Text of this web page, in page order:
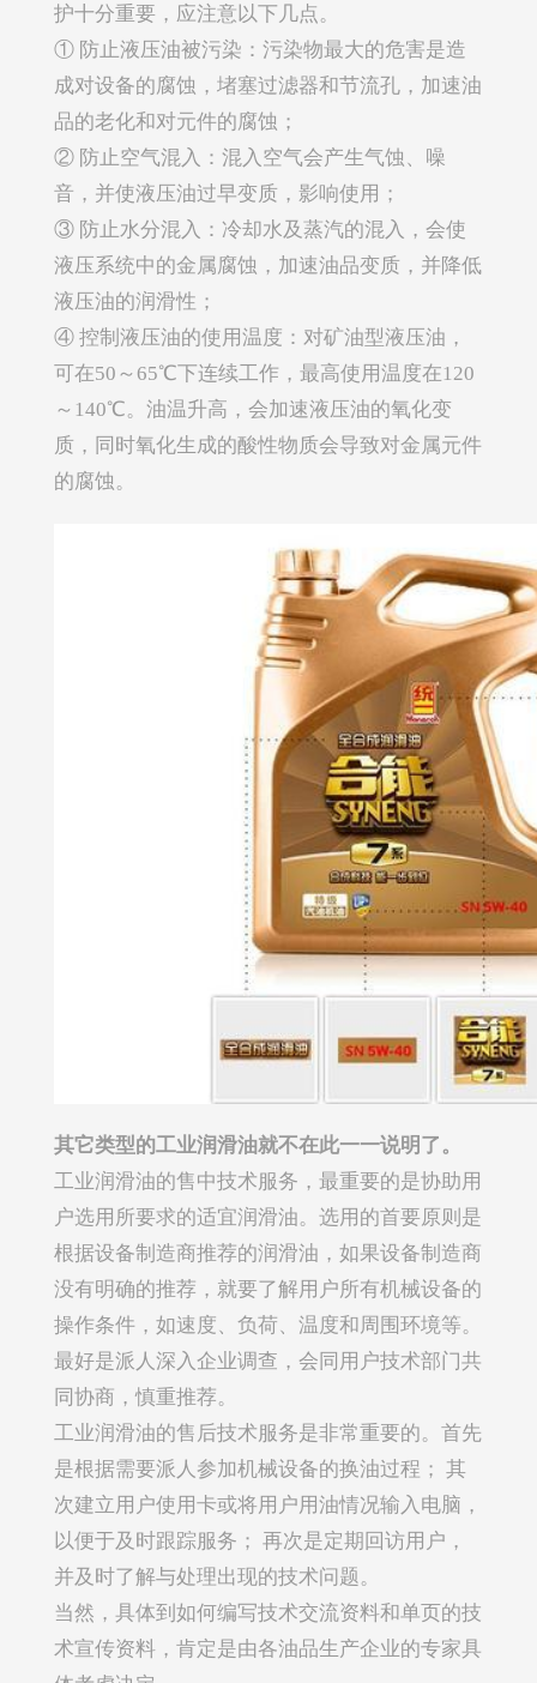
护十分重要，应注意以下几点。
① 防止液压油被污染：污染物最大的危害是造
成对设备的腐蚀，堵塞过滤器和节流孔，加速油
品的老化和对元件的腐蚀；
② 防止空气混入：混入空气会产生气蚀、噪
音，并使液压油过早变质，影响使用；
③ 防止水分混入：冷却水及蒸汽的混入，会使
液压系统中的金属腐蚀，加速油品变质，并降低
液压油的润滑性；
④ 控制液压油的使用温度：对矿油型液压油，
可在50～65℃下连续工作，最高使用温度在120
～140℃。油温升高，会加速液压油的氧化变
质，同时氧化生成的酸性物质会导致对金属元件
的腐蚀。
其它类型的工业润滑油就不在此一一说明了。
工业润滑油的售中技术服务，最重要的是协助用
户选用所要求的适宜润滑油。选用的首要原则是
根据设备制造商推荐的润滑油，如果设备制造商
没有明确的推荐，就要了解用户所有机械设备的
操作条件，如速度、负荷、温度和周围环境等。
最好是派人深入企业调查，会同用户技术部门共
同协商，慎重推荐。
工业润滑油的售后技术服务是非常重要的。首先
是根据需要派人参加机械设备的换油过程； 其
次建立用户使用卡或将用户用油情况输入电脑，
以便于及时跟踪服务； 再次是定期回访用户，
并及时了解与处理出现的技术问题。
当然，具体到如何编写技术交流资料和单页的技
术宣传资料，肯定是由各油品生产企业的专家具